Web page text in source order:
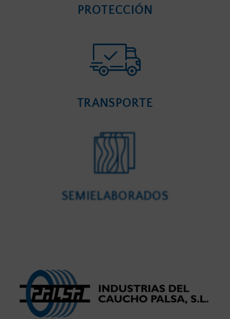
PROTECCIÓN
TRANSPORTE
SEMIELABORADOS